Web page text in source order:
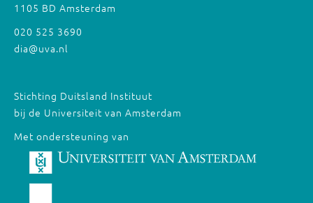
1105 BD Amsterdam
020 525 3690
dia@uva.nl
Stichting Duitsland Instituut
bij de Universiteit van Amsterdam
Met ondersteuning van